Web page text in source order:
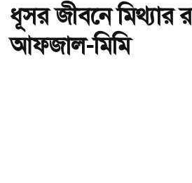
ধূসর জীবনে মিথ্যার
আফজাল-মিমি